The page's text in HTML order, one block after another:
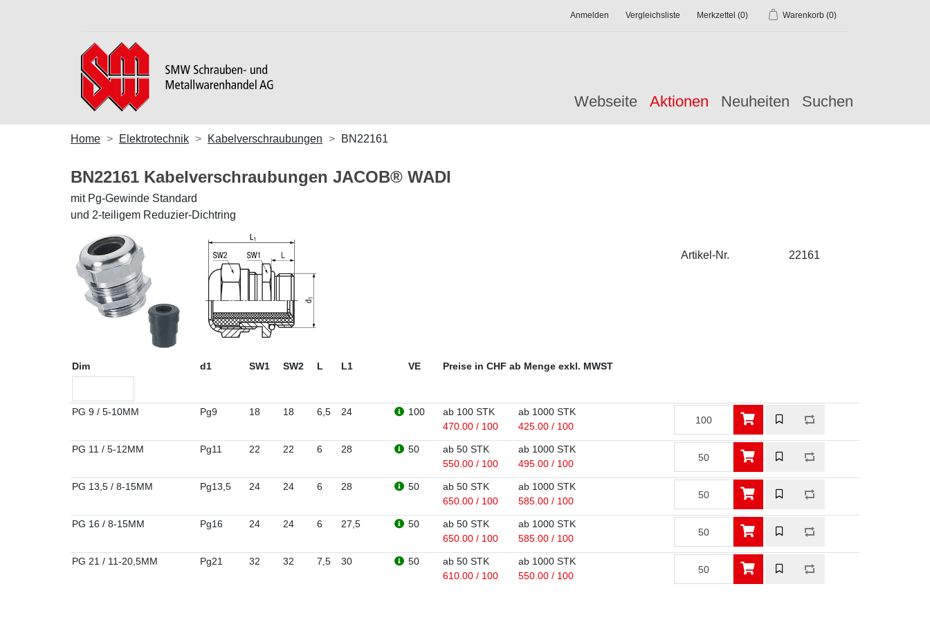
Anmelden Vergleichsliste Merkzettel (0) Warenkorb (0)
Webseite Aktionen Neuheiten Suchen
Home Elektrotechnik Kabelverschraubungen BN22161
BN22161 Kabelverschraubungen JACOB® WADI
mit Pg-Gewinde Standard
und 2-teiligem Reduzier-Dichtring
Artikel-Nr. 22161
Dim d1 SW1 SW2 L L1 VE Preise in CHF ab Menge exkl. MWST
PG 9 / 5-10MM Pg9 18 18 6,5 24 100
ab 100 STK
470.00 / 100
ab 1000 STK
425.00 / 100
PG 11 / 5-12MM Pg11 22 22 6 28 50
ab 50 STK
550.00 / 100
ab 1000 STK
495.00 / 100
PG 13,5 / 8-15MM Pg13,5 24 24 6 28 50
ab 50 STK
650.00 / 100
ab 1000 STK
585.00 / 100
PG 16 / 8-15MM Pg16 24 24 6 27,5 50
ab 50 STK
650.00 / 100
ab 1000 STK
585.00 / 100
PG 21 / 11-20,5MM Pg21 32 32 7,5 30 50
ab 50 STK
610.00 / 100
ab 1000 STK
550.00 / 100